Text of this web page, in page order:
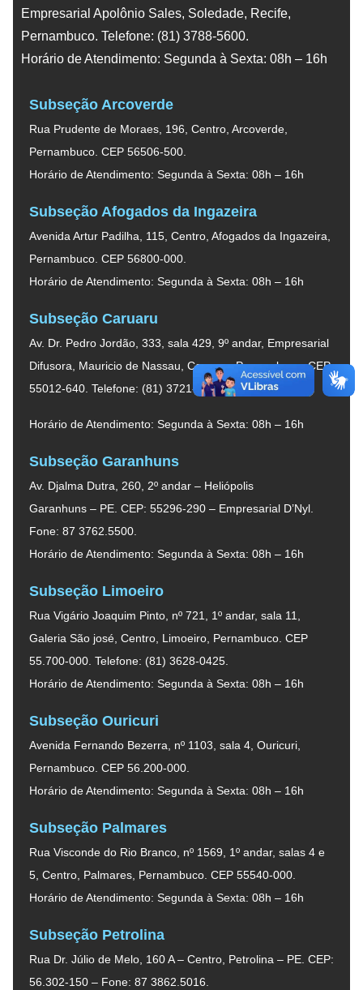
Empresarial Apolônio Sales, Soledade, Recife,
Pernambuco. Telefone: (81) 3788-5600.
Horário de Atendimento: Segunda à Sexta: 08h – 16h
Subseção Arcoverde
Rua Prudente de Moraes, 196, Centro, Arcoverde,
Pernambuco. CEP 56506-500.
Horário de Atendimento: Segunda à Sexta: 08h – 16h
Subseção Afogados da Ingazeira
Avenida Artur Padilha, 115, Centro, Afogados da Ingazeira,
Pernambuco. CEP 56800-000.
Horário de Atendimento: Segunda à Sexta: 08h – 16h
Subseção Caruaru
Av. Dr. Pedro Jordão, 333, sala 429, 9º andar, Empresarial
Difusora, Mauricio de Nassau, Caruaru, Pernambuco. CEP
55012-640. Telefone: (81) 3721-6226.
Horário de Atendimento: Segunda à Sexta: 08h – 16h
Subseção Garanhuns
Av. Djalma Dutra, 260, 2º andar – Heliópolis
Garanhuns – PE. CEP: 55296-290 – Empresarial D’Nyl.
Fone: 87 3762.5500.
Horário de Atendimento: Segunda à Sexta: 08h – 16h
Subseção Limoeiro
Rua Vigário Joaquim Pinto, nº 721, 1º andar, sala 11,
Galeria São josé, Centro, Limoeiro, Pernambuco. CEP
55.700-000. Telefone: (81) 3628-0425.
Horário de Atendimento: Segunda à Sexta: 08h – 16h
Subseção Ouricuri
Avenida Fernando Bezerra, nº 1103, sala 4, Ouricuri,
Pernambuco. CEP 56.200-000.
Horário de Atendimento: Segunda à Sexta: 08h – 16h
Subseção Palmares
Rua Visconde do Rio Branco, nº 1569, 1º andar, salas 4 e
5, Centro, Palmares, Pernambuco. CEP 55540-000.
Horário de Atendimento: Segunda à Sexta: 08h – 16h
Subseção Petrolina
Rua Dr. Júlio de Melo, 160 A – Centro, Petrolina – PE. CEP:
56.302-150 – Fone: 87 3862.5016.